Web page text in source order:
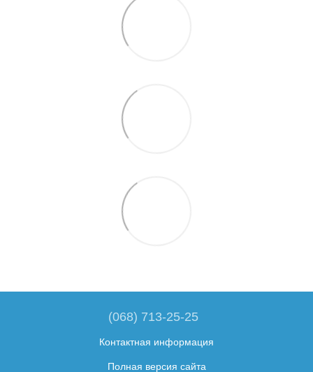
(068) 713-25-25
Контактная информация
Полная версия сайта